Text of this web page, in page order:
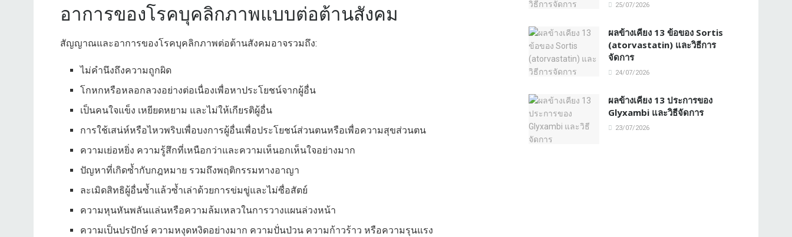
อาการของโรคบุคลิกภาพแบบต่อต้านสังคม
สัญญาณและอาการของโรคบุคลิกภาพต่อต้านสังคมอาจรวมถึง:
ไม่คำนึงถึงความถูกผิด
โกหกหรือหลอกลวงอย่างต่อเนื่องเพื่อหาประโยชน์จากผู้อื่น
เป็นคนใจแข็ง เหยียดหยาม และไม่ให้เกียรติผู้อื่น
การใช้เสน่ห์หรือไหวพริบเพื่อบงการผู้อื่นเพื่อประโยชน์ส่วนตนหรือเพื่อความสุขส่วนตน
ความเย่อหยิ่ง ความรู้สึกที่เหนือกว่าและความเห็นอกเห็นใจอย่างมาก
ปัญหาที่เกิดซ้ำกับกฎหมาย รวมถึงพฤติกรรมทางอาญา
ละเมิดสิทธิผู้อื่นซ้ำแล้วซ้ำเล่าด้วยการข่มขู่และไม่ซื่อสัตย์
ความหุนหันพลันแล่นหรือความล้มเหลวในการวางแผนล่วงหน้า
ความเป็นปรปักษ์ ความหงุดหงิดอย่างมาก ความปั่นป่วน ความก้าวร้าว หรือความรุนแรง
25/07/2026
ผลข้างเคียง 13 ข้อของ Sortis
(atorvastatin) และวิธีการ
จัดการ
24/07/2026
ผลข้างเคียง 13 ประการของ
Glyxambi และวิธีจัดการ
23/07/2026